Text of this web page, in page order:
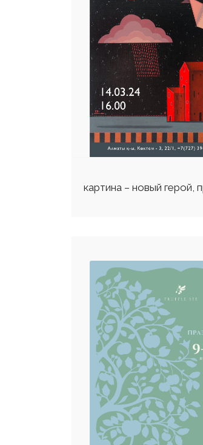
картина – новый